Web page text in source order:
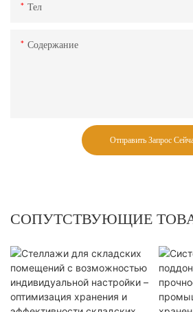
Тел
Содержание
Отправить Запрос
СОПУТСТВУЮЩИЕ